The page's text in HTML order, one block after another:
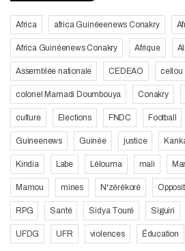
Africa africa Guinéeenews Conakry
Africa Guinéenews Conakry Afrique
Assemblée nationale CEDEAO cellou
colonel Mamadi Doumbouya Conakry
culture Elections FNDC Football
Guineenews Guinée justice
Kindia Labe Lélouma mali
Mamou mines N'zérékoré
RPG Santé Sidya Touré Siguiri
UFDG UFR violences Éducation